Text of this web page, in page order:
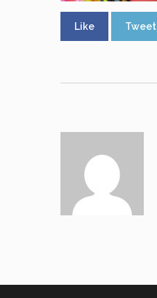
Like Tweet